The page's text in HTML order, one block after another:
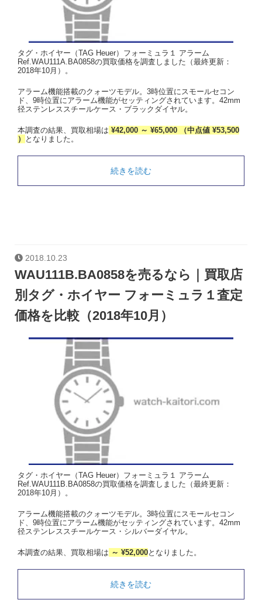
タグ・ホイヤー（TAG Heuer）フォーミュラ１ アラーム
Ref.WAU111A.BA0858の買取価格を調査しました（最終更新：
2018年10月）。
アラーム機能搭載のクォーツモデル。3時位置にスモールセコン
ド、9時位置にアラーム機能がセッティングされています。42mm
径ステンレススチールケース・ブラックダイヤル。
本調査の結果、買取相場は ¥42,000 ～ ¥65,000 （中点値 ¥53,500
）
となりました。
続きを読む
2018.10.23
WAU111B.BA0858を売るなら｜買取店
別タグ・ホイヤー フォーミュラ１査定
価格を比較（2018年10月）
タグ・ホイヤー（TAG Heuer）フォーミュラ１ アラーム
Ref.WAU111B.BA0858の買取価格を調査しました（最終更新：
2018年10月）。
アラーム機能搭載のクォーツモデル。3時位置にスモールセコン
ド、9時位置にアラーム機能がセッティングされています。42mm
径ステンレススチールケース・シルバーダイヤル。
本調査の結果、買取相場は ～ ¥52,000となりました。
続きを読む